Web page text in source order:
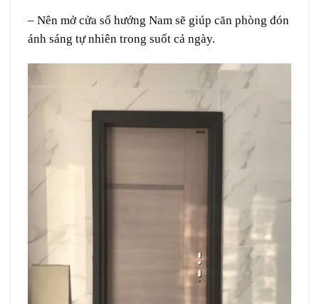
– Nên mở cửa sổ hướng Nam sẽ giúp căn phòng đón
ánh sáng tự nhiên trong suốt cả ngày.